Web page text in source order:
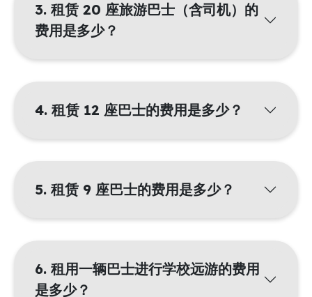
3. 租赁 20 座旅游巴士（含司机）的
费用是多少？
4. 租赁 12 座巴士的费用是多少？
5. 租赁 9 座巴士的费用是多少？
6. 租用一辆巴士进行学校远游的费用
是多少？